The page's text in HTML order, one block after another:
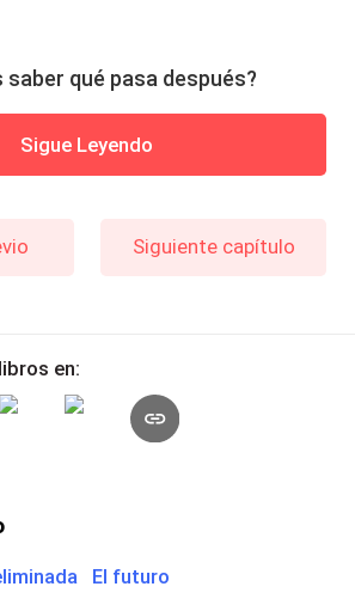
saber qué pasa después?
Sigue Leyendo
Siguiente capítulo
en:
El futuro